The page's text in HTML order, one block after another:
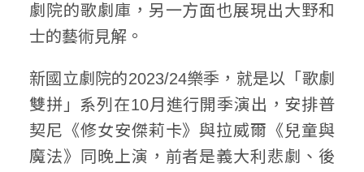
劇院的歌劇庫，另一方面也展現出大野和
士的藝術見解。
新國立劇院的2023/24樂季，就是以「歌劇
雙拼」系列在10月進行開季演出，安排普
契尼《修女安傑莉卡》與拉威爾《兒童與
魔法》同晚上演，前者是義大利悲劇、後